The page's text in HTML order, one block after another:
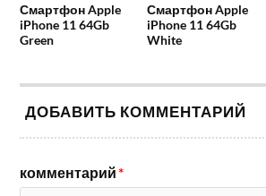
Смартфон Apple
iPhone 11 64Gb
Green
Смартфон Apple
iPhone 11 64Gb
White
ДОБАВИТЬ КОММЕНТАРИЙ
комментарий*